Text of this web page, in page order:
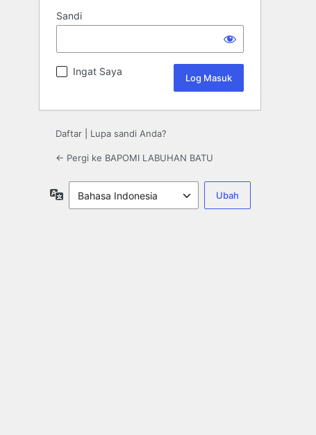
Sandi
Ingat Saya
Daftar Lupa sandi Anda?
← Pergi ke BAPOMI LABUHAN BATU
Bahasa